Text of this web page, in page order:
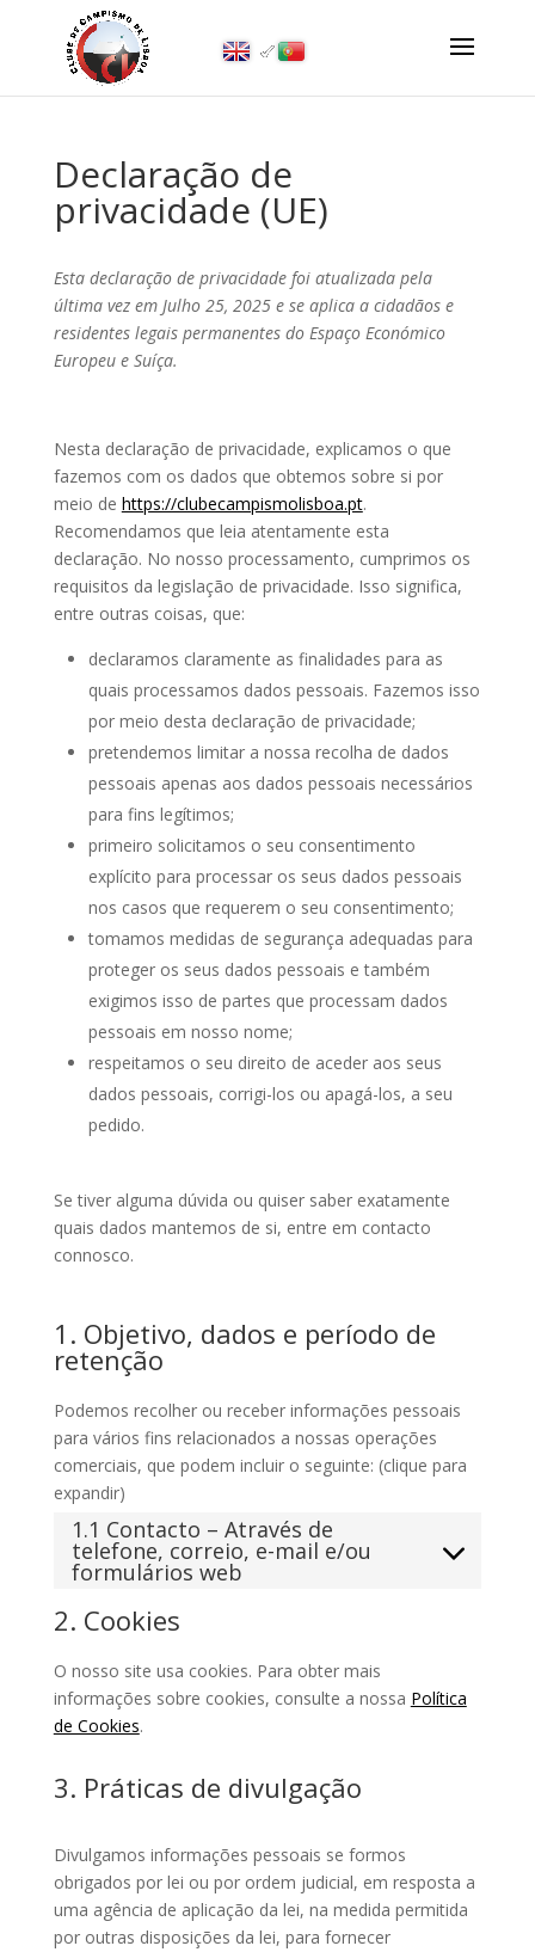
Declaração de
privacidade (UE)
Esta declaração de privacidade foi atualizada pela
última vez em Julho 25, 2025 e se aplica a cidadãos e
residentes legais permanentes do Espaço Económico
Europeu e Suíça.
Nesta declaração de privacidade, explicamos o que
fazemos com os dados que obtemos sobre si por
meio de https://clubecampismolisboa.pt.
Recomendamos que leia atentamente esta
declaração. No nosso processamento, cumprimos os
requisitos da legislação de privacidade. Isso significa,
entre outras coisas, que:
declaramos claramente as finalidades para as
quais processamos dados pessoais. Fazemos isso
por meio desta declaração de privacidade;
pretendemos limitar a nossa recolha de dados
pessoais apenas aos dados pessoais necessários
para fins legítimos;
primeiro solicitamos o seu consentimento
explícito para processar os seus dados pessoais
nos casos que requerem o seu consentimento;
tomamos medidas de segurança adequadas para
proteger os seus dados pessoais e também
exigimos isso de partes que processam dados
pessoais em nosso nome;
respeitamos o seu direito de aceder aos seus
dados pessoais, corrigi-los ou apagá-los, a seu
pedido.
Se tiver alguma dúvida ou quiser saber exatamente
quais dados mantemos de si, entre em contacto
connosco.
1. Objetivo, dados e período de
retenção
Podemos recolher ou receber informações pessoais
para vários fins relacionados a nossas operações
comerciais, que podem incluir o seguinte: (clique para
expandir)
1.1 Contacto – Através de
telefone, correio, e-mail e/ou
formulários web
2. Cookies
O nosso site usa cookies. Para obter mais
informações sobre cookies, consulte a nossa Política
de Cookies.
3. Práticas de divulgação
Divulgamos informações pessoais se formos
obrigados por lei ou por ordem judicial, em resposta a
uma agência de aplicação da lei, na medida permitida
por outras disposições da lei, para fornecer